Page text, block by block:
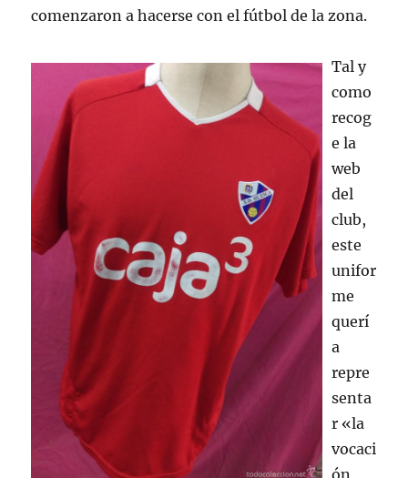
comenzaron a hacerse con el fútbol de la zona.
Tal y
como
recog
e la
web
del
club,
este
unifor
me
querí
a
repre
senta
r «la
vocaci
ón